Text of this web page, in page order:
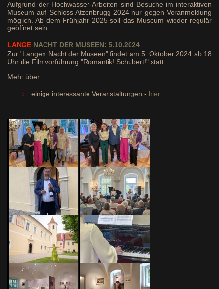
Aufgrund der Hochwasser-Arbeiten sind Besuche im interaktiven
Museum auf Schloss Atzenbrugg 2024 nur gegen Voranmeldung
möglich. Ab dem Frühjahr 2025 soll das Museum wieder regulär
geöffnet sein.
LANGE NACHT DER MUSEEN: 5.10.2024
Zur "Langen Nacht der Museen" findet am 5. Oktober 2024 ab 18
Uhr die Filmvorführung "Romantik! Schubert!" statt.
Mehr über
einige interessante Veranstaltungen - hier